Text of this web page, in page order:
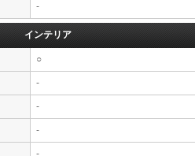
-
インテリア
○
-
-
-
-